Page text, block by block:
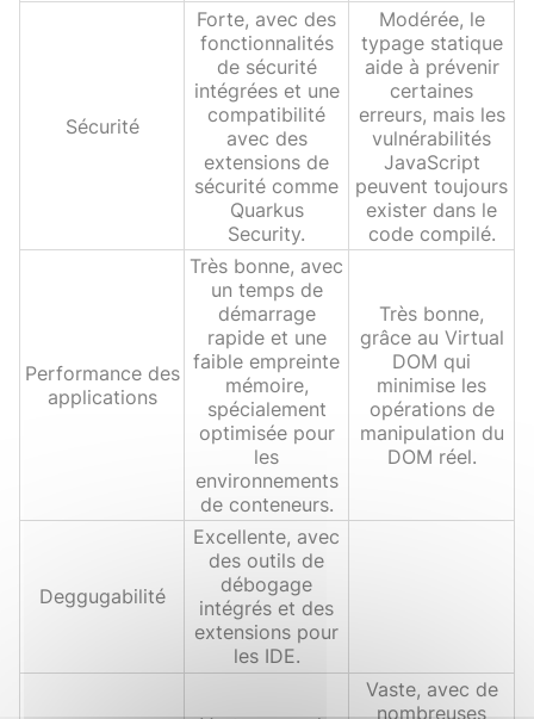
Sécurité
Forte, avec des
fonctionnalités
de sécurité
intégrées et une
compatibilité
avec des
extensions de
sécurité comme
Quarkus
Security.
Modérée, le
typage statique
aide à prévenir
certaines
erreurs, mais les
vulnérabilités
JavaScript
peuvent toujours
exister dans le
code compilé.
Performance des
applications
Très bonne, avec
un temps de
démarrage
rapide et une
faible empreinte
mémoire,
spécialement
optimisée pour
les
environnements
de conteneurs.
Très bonne,
grâce au Virtual
DOM qui
minimise les
opérations de
manipulation du
DOM réel.
Deggugabilité
Excellente, avec
des outils de
débogage
intégrés et des
extensions pour
les IDE.
Vaste, avec de
nombreuses